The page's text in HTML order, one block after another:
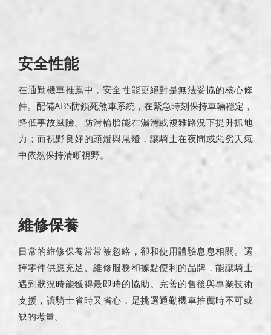
安全性能
在通勤機車推薦中，安全性能更絕對是無法妥協的核心條
件。配備ABS防鎖死煞車系統，在緊急時刻保持車輛穩定，
降低事故風險。防滑輪胎能在濕滑或複雜路況下提升抓地
力；而視野良好的頭燈與尾燈，讓騎士在夜間或惡劣天氣
中依然保持清晰視野。
維修保養
日常的維修保養常常被忽略，卻和使用體驗息息相關。選
擇零件供應充足、維修服務和據點便利的品牌，能讓騎士
遇到狀況時能獲得最即時的協助。完善的售後與專業技術
支援，讓騎士省時又省心，是挑選通勤機車推薦時不可或
缺的考量。